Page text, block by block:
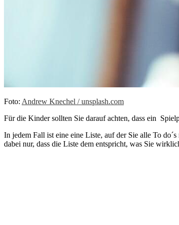
Foto: Andrew Knechel / unsplash.com
Für die Kinder sollten Sie darauf achten, dass ein
In jedem Fall ist eine eine Liste, auf der Sie alle To
dabei nur, dass die Liste dem entspricht, was Sie